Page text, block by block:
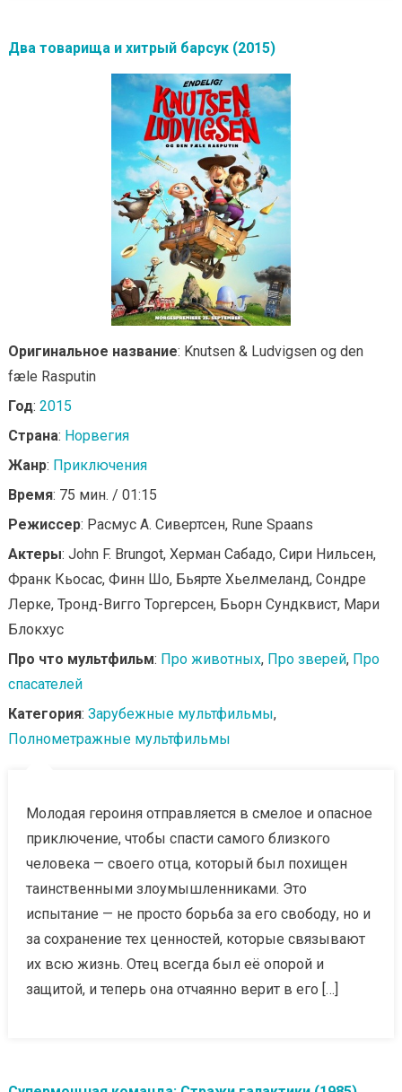
Два товарища и хитрый барсук (2015)
Оригинальное название: Knutsen & Ludvigsen og den
fæle Rasputin
Год: 2015
Страна: Норвегия
Жанр: Приключения
Время: 75 мин. / 01:15
Режиссер: Расмус А. Сивертсен, Rune Spaans
Актеры: John F. Brungot, Херман Сабадо, Сири Нильсен,
Франк Кьосас, Финн Шо, Бьярте Хьелмеланд, Сондре
Лерке, Тронд-Вигго Торгерсен, Бьорн Сундквист, Мари
Блокхус
Про что мультфильм: Про животных, Про зверей, Про
спасателей
Категория: Зарубежные мультфильмы,
Полнометражные мультфильмы
Молодая героиня отправляется в смелое и опасное
приключение, чтобы спасти самого близкого
человека — своего отца, который был похищен
таинственными злоумышленниками. Это
испытание — не просто борьба за его свободу, но и
за сохранение тех ценностей, которые связывают
их всю жизнь. Отец всегда был её опорой и
защитой, и теперь она отчаянно верит в его […]